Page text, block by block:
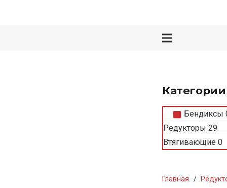
Бендиксы
Редукторы 29
Втягивающие 0
Главная /